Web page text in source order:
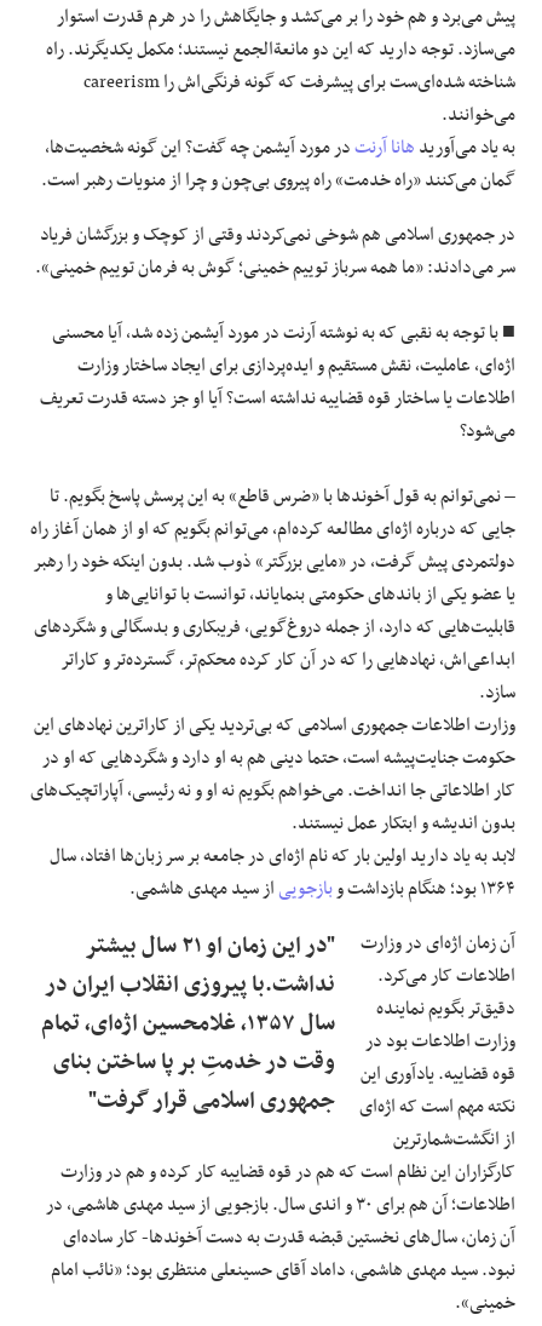
پیش می‌برد و هم خود را بر می‌کشد و جایگاهش را در هرم قدرت استوار
می‌سازد. توجه دارید که این دو مانعة‌الجمع نیستند؛ مکمل یکدیگرند. راه
شناخته شده‌ای‌ست برای پیشرفت که گونه فرنگی‌‌اش را careerism
می‌خوانند.
به یاد می‌آوریدهانا آرنتدر مورد آیشمن چه گفت؟ این گونه شخصیت‌ها،
گمان می‌کنند «راه خدمت» راه پیروی بی‌چون و چرا از منویات رهبر است.
در جمهوری اسلامی هم شوخی نمی‌کردند وقتی از کوچک و بزرگشان فریاد
سر می‌دادند: «ما همه سرباز توییم خمینی؛ گوش به فرمان توییم خمینی».
■ با توجه به نقبی که به نوشته‌ آرنت در مورد آیشمن زده شد، آیا محسنی
اژه‌ای، عاملیت، نقش مستقیم و ایده‌پردازی برای ایجاد ساختار وزارت
اطلاعات یا ساختار قوه قضاییه نداشته است؟ آیا او جز دسته قدرت تعریف
می‌شود؟
– نمی‌توانم به قول آخوندها با «ضرس قاطع» به این پرسش پاسخ بگویم. تا
جایی که درباره‌ اژه‌ای مطالعه کرده‌ام، می‌توانم بگویم که او از همان آغاز راه
دولتمردی پیش گرفت، در «مایی بزرگتر» ذوب شد. بدون اینکه خود را رهبر
یا عضو یکی از باندهای حکومتی بنمایاند، توانست با توانایی‌ها و
قابلیت‌هایی که دارد، از جمله دروغ‌گویی، فریبکاری و بدسگالی و شگردها‌ی
ابداعی‌اش، نهادهایی را که در آن کار کرده محکم‌تر، گسترده‌تر و کاراتر
سازد.
وزارت اطلاعات جمهوری اسلامی که بی‌تردید یکی از کاراترین نهادهای این
حکومت جنایت‌پیشه است، حتما دینی هم به او دارد و شگردهایی که او در
کار اطلاعاتی جا انداخت. می‌خواهم بگویم نه او و نه رئیسی، آپاراتچیک‌های
بدون اندیشه و ابتکار عمل نیستند.
لابد به یاد دارید اولین بار که نام اژه‌ای در جامعه بر سر زبان‌ها افتاد، سال
۱۳۶۴ بود؛ هنگام بازداشت و
بازجوییاز سید مهدی هاشمی.
"در این زمان او ۲۱ سال بیشتر
نداشت.با پیروزی انقلاب ایران در
سال ۱۳۵۷، غلامحسین اژه‌ای، تمام
وقت در خدمتِ بر پا ساختن بنای
جمهوری اسلامی قرار گرفت"
آن زمان اژه‌ای در وزارت
اطلاعات کار می‌کرد.
دقیق‌تر بگویم نماینده‌
وزارت اطلاعات بود در
قوه‌ قضاییه. یادآوری این
نکته مهم است که اژه‌ای
از انگشت‌شمارترین
کارگزاران این نظام است که هم در قوه‌ قضاییه کار کرده و هم در وزارت
اطلاعات؛ آن هم برای ۳۰ ‌و ‌اندی سال. بازجویی از سید مهدی هاشمی، در
آن زمان، سال‌های نخستین قبضه قدرت به دست آخوندها- کار ساده‌ای
نبود. سید مهدی هاشمی، داماد آقای حسینعلی منتظری بود؛ «نائب امام
خمینی».